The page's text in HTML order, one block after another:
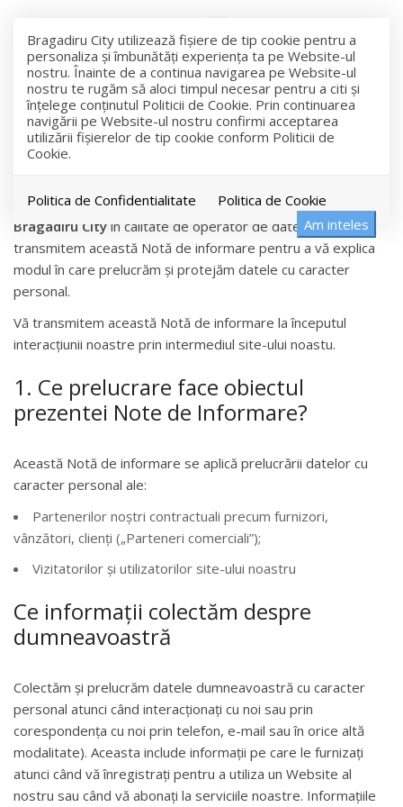
Bragadiru City utilizează fişiere de tip cookie pentru a
personaliza și îmbunătăți experiența ta pe Website-ul
nostru. Înainte de a continua navigarea pe Website-ul
nostru te rugăm să aloci timpul necesar pentru a citi și
înțelege conținutul Politicii de Cookie. Prin continuarea
navigării pe Website-ul nostru confirmi acceptarea
utilizării fişierelor de tip cookie conform Politicii de
Cookie.
Politica de Confidentialitate
Politica de Cookie
Am inteles
POLITICA DE
Bragadiru City în calitate de operator de date vă
transmitem această Notă de informare pentru a vă explica
modul în care prelucrăm și protejăm datele cu caracter
personal.
Vă transmitem această Notă de informare la începutul
interacțiunii noastre prin intermediul site-ului noastu.
1. Ce prelucrare face obiectul
prezentei Note de Informare?
Această Notă de informare se aplică prelucrării datelor cu
caracter personal ale:
Partenerilor noştri contractuali precum furnizori,
vânzători, clienți („Parteneri comerciali”);
Vizitatorilor și utilizatorilor site-ului noastru
Ce informații colectăm despre
dumneavoastră
Colectăm și prelucrăm datele dumneavoastră cu caracter
personal atunci când interacționați cu noi sau prin
corespondența cu noi prin telefon, e-mail sau în orice altă
modalitate). Aceasta include informații pe care le furnizați
atunci când vă înregistrați pentru a utiliza un Website al
nostru sau când vă abonați la serviciile noastre. Informațiile